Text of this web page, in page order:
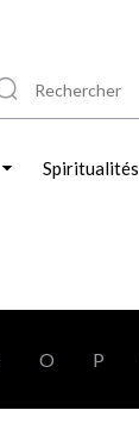
Spiritualités
O P